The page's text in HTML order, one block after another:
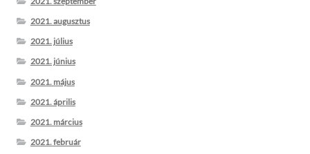
2021. augusztus
2021. július
2021. június
2021. május
2021. április
2021. március
2021. február